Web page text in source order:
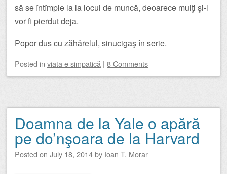
să se întîmple la la locul de muncă, deoarece mulţi şi-l
vor fi pierdut deja.
Popor dus cu zăhărelul, sinucigaş în serie.
Posted in viata e simpatică | 8 Comments
Doamna de la Yale o apără
pe do’nşoara de la Harvard
Posted on July 18, 2014by Ioan T. Morar